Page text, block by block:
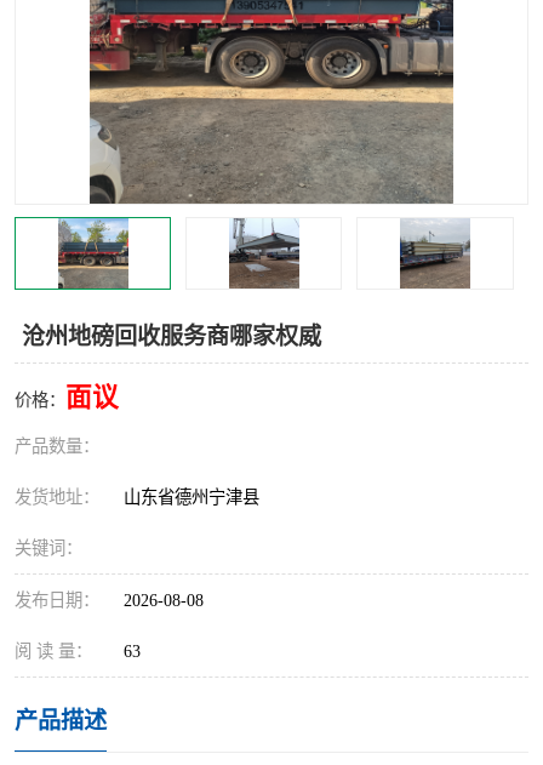
沧州地磅回收服务商哪家权威
价格： 面议
产品数量：
发货地址： 山东省德州宁津县
关键词：
发布日期： 2026-08-08
阅 读 量： 63
产品描述
半自动输送机 全自动输送机
冷却塔 食品螺旋塔
撕碎机 木材撕碎机
塑料撕碎机 金属撕碎机